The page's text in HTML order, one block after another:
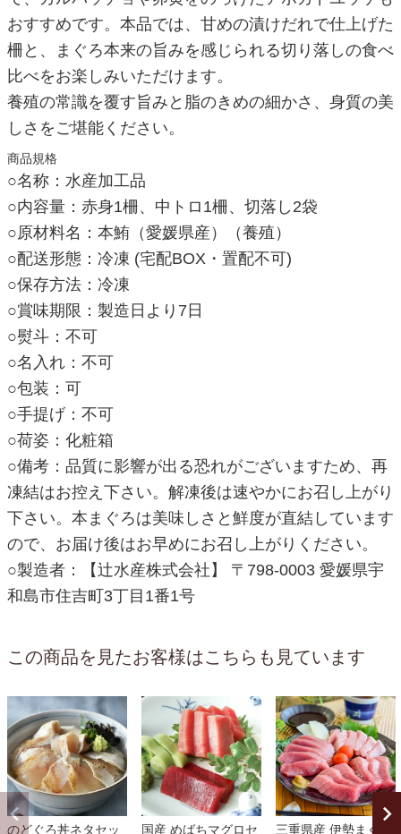
おすすめです。本品では、甘めの漬けだれで仕上げた
柵と、まぐろ本来の旨みを感じられる切り落しの食べ
比べをお楽しみいただけます。
養殖の常識を覆す旨みと脂のきめの細かさ、身質の美
しさをご堪能ください。
商品規格
○名称：水産加工品
○内容量：赤身1柵、中トロ1柵、切落し2袋
○原材料名：本鮪（愛媛県産）（養殖）
○配送形態：冷凍 (宅配BOX・置配不可)
○保存方法：冷凍
○賞味期限：製造日より7日
○熨斗：不可
○名入れ：不可
○包装：可
○手提げ：不可
○荷姿：化粧箱
○備考：品質に影響が出る恐れがございますため、再
凍結はお控え下さい。解凍後は速やかにお召し上がり
下さい。本まぐろは美味しさと鮮度が直結しています
ので、お届け後はお早めにお召し上がりください。
○製造者：【辻水産株式会社】 〒798-0003 愛媛県宇
和島市住吉町3丁目1番1号
この商品を見たお客様はこちらも見ています
のどぐろ丼ネタセッ 国産 めばちマグロセ 三重県産 伊勢まぐろ